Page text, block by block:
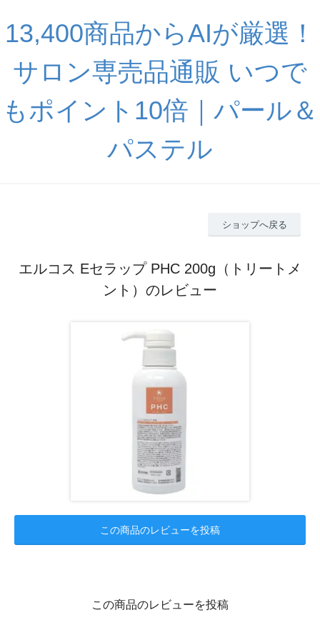
13,400商品からAIが厳選！
サロン専売品通販 いつで
もポイント10倍｜パール＆
パステル
ショップへ戻る
エルコス Eセラップ PHC 200g（トリートメ
ント）のレビュー
この商品のレビューを投稿
この商品のレビューを投稿